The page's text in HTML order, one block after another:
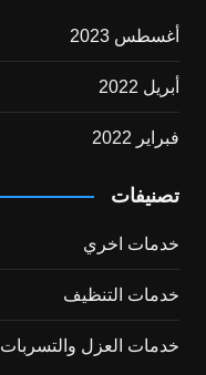
أغسطس 2023
أبريل 2022
فبراير 2022
تصنيفات
خدمات اخري
خدمات التنظيف
خدمات العزل والتسربات